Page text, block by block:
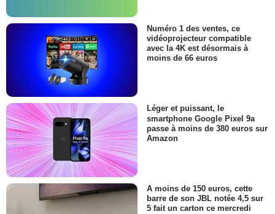
Numéro 1 des ventes, ce
vidéoprojecteur compatible
avec la 4K est désormais à
moins de 66 euros
Léger et puissant, le
smartphone Google Pixel 9a
passe à moins de 380 euros sur
Amazon
A moins de 150 euros, cette
barre de son JBL notée 4,5 sur
5 fait un carton ce mercredi